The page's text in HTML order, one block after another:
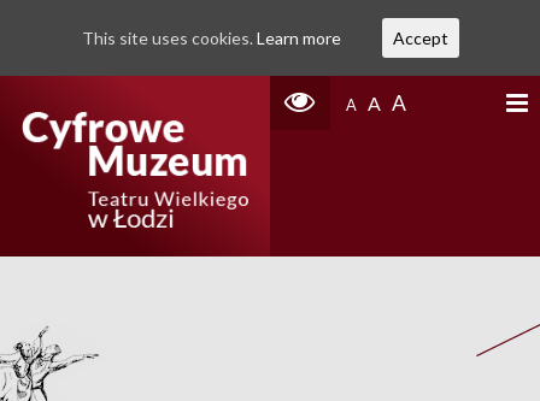
A A A
This site uses cookies. Learn more Accept